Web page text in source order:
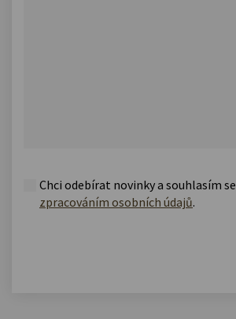
Chci odebírat novinky a souhlasím se
zpracováním osobních údajů.